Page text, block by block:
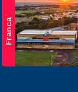
Franca